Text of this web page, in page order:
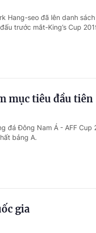
Hang-seo đã lên danh
trước mắt-King’s Cup
mục tiêu đầu tiên
đá Đông Nam Á - AFF Cup
bảng A.
gia